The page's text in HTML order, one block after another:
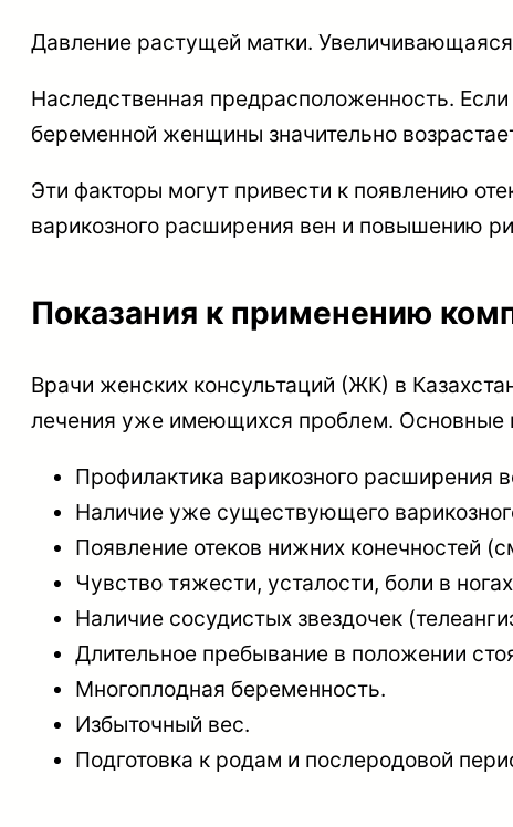
Давление растущей матки.
Наследственная предрасположенность.
беременной женщины значительно
Эти факторы могут привести к появлению
варикозного расширения вен и повышению
Показания к применению
Врачи женских консультаций (ЖК) в
лечения уже имеющихся проблем. Основные
Профилактика варикозного расширения
Наличие уже существующего
Появление отеков нижних конечностей
Чувство тяжести, усталости, боли в
Наличие сосудистых звездочек
Длительное пребывание в положении
Многоплодная беременность.
Избыточный вес.
Подготовка к родам и послеродовой